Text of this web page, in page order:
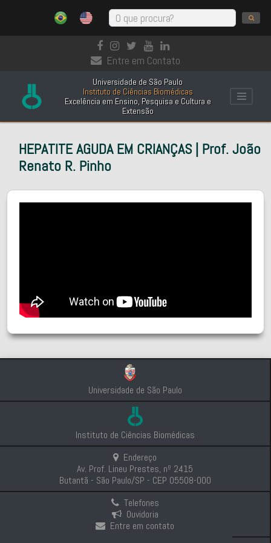
Entre em Contato
Universidade de São Paulo
Instituto de Ciências Biomédicas
Excelência em Ensino, Pesquisa e Cultura e
Extensão
HEPATITE AGUDA EM CRIANÇAS | Prof. João
Renato R. Pinho
Universidade de São Paulo
Instituto de Ciências Biomédicas
Endereço
Av. Prof. Lineu Prestes, nº 2415
Butantã - São Paulo/SP - CEP 05508-000
Telefones
Ouvidoria
Entre em contato